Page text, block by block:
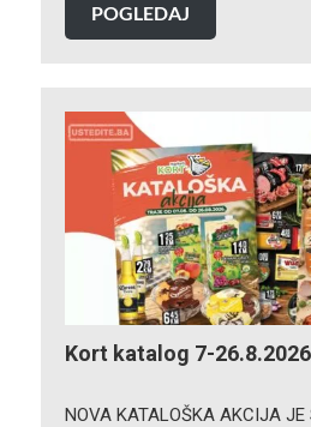
POGLEDAJ
Kort katalog 7-
NOVA KATALOŠKA AKCIJA JE